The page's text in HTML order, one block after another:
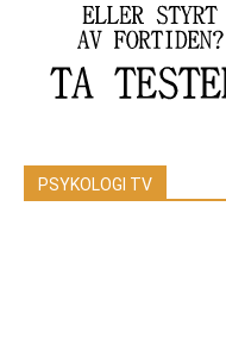
PSYKOLOGI TV